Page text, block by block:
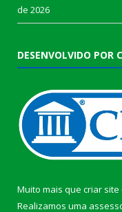
de 2026
DESENVOLVIDO POR
Muito mais que criar site
Realizamos uma